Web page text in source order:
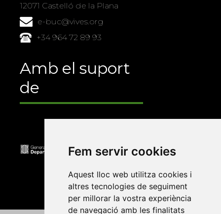
Fem servir cookies
Aquest lloc web utilitza cookies i
altres tecnologies de seguiment
per millorar la vostra experiència
de navegació amb les finalitats
12071 Castelló de la Plana
e-buc@vives.org
+34 964 72 89 93
Amb el suport
de